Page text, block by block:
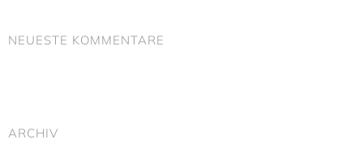
NEUESTE KOMMENTARE
ARCHIV